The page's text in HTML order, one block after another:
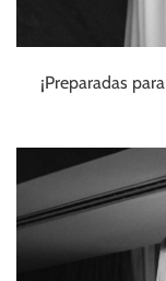
¡Preparadas